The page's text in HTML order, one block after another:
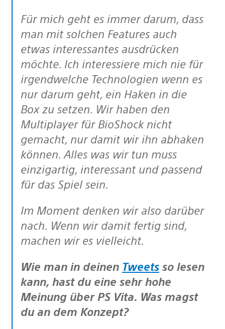
Für mich geht es immer darum, dass
man mit solchen Features auch
etwas interessantes ausdrücken
möchte. Ich interessiere mich nie für
irgendwelche Technologien wenn es
nur darum geht, ein Haken in die
Box zu setzen. Wir haben den
Multiplayer für BioShock nicht
gemacht, nur damit wir ihn abhaken
können. Alles was wir tun muss
einzigartig, interessant und passend
für das Spiel sein.
Im Moment denken wir also darüber
nach. Wenn wir damit fertig sind,
machen wir es vielleicht.
Wie man in deinen Tweets so lesen
kann, hast du eine sehr hohe
Meinung über PS Vita. Was magst
du an dem Konzept?